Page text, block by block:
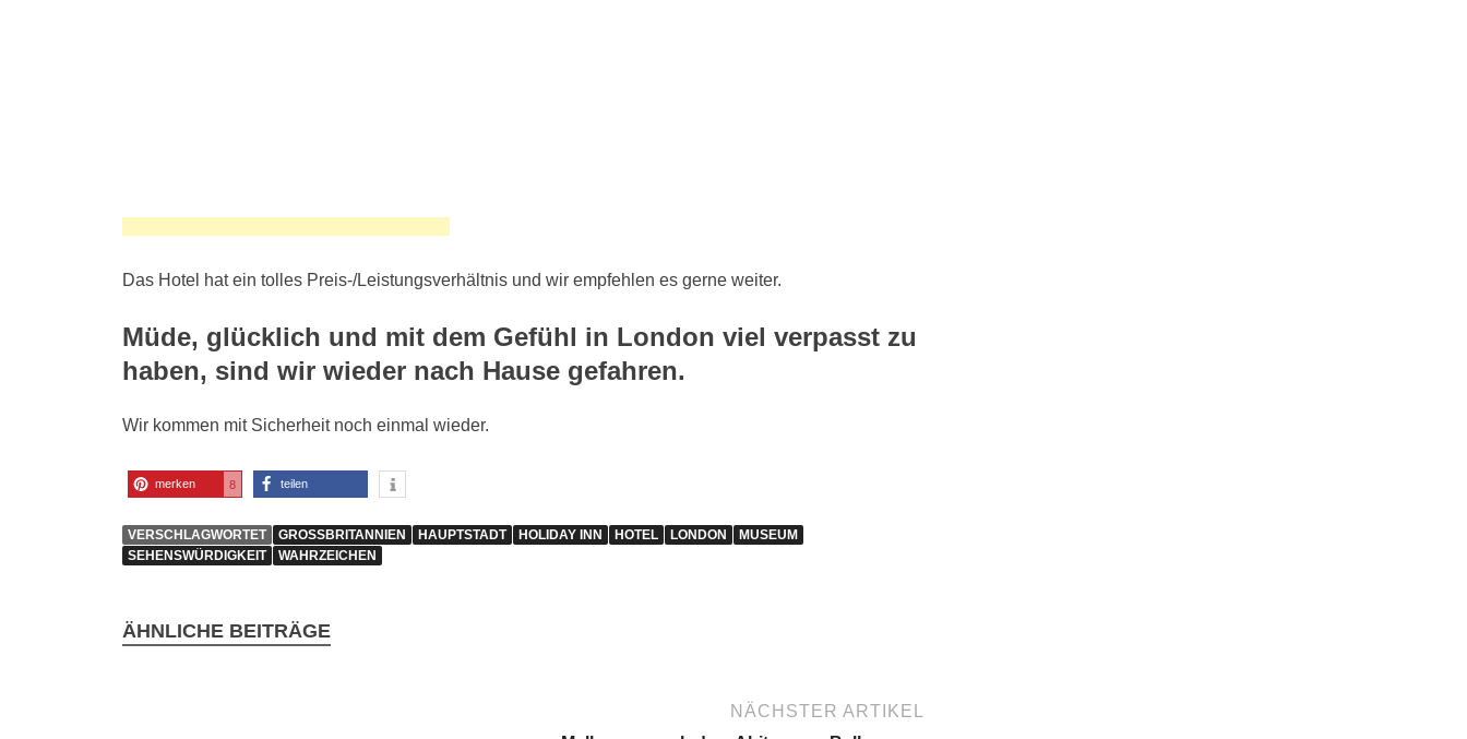
Das Hotel hat ein tolles Preis-/Leistungsverhältnis und wir empfehlen es gerne weiter.
Müde, glücklich und mit dem Gefühl in London viel verpasst zu
haben, sind wir wieder nach Hause gefahren.
Wir kommen mit Sicherheit noch einmal wieder.
merken 8 teilen
VERSCHLAGWORTET GROSSBRITANNIEN HAUPTSTADT HOLIDAY INN HOTEL LONDON
MUSEUM
SEHENSWÜRDIGKEIT
WAHRZEICHEN
ÄHNLICHE BEITRÄGE
NÄCHSTER ARTIKEL